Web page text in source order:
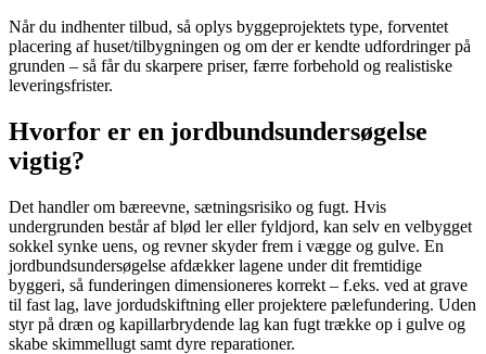
Når du indhenter tilbud, så oplys byggeprojektets type, forventet
placering af huset/tilbygningen og om der er kendte udfordringer på
grunden – så får du skarpere priser, færre forbehold og realistiske
leveringsfrister.
Hvorfor er en jordbundsundersøgelse
vigtig?
Det handler om bæreevne, sætningsrisiko og fugt. Hvis
undergrunden består af blød ler eller fyldjord, kan selv en velbygget
sokkel synke uens, og revner skyder frem i vægge og gulve. En
jordbundsundersøgelse afdækker lagene under dit fremtidige
byggeri, så funderingen dimensioneres korrekt – f.eks. ved at grave
til fast lag, lave jordudskiftning eller projektere pælefundering. Uden
styr på dræn og kapillarbrydende lag kan fugt trække op i gulve og
skabe skimmellugt samt dyre reparationer.